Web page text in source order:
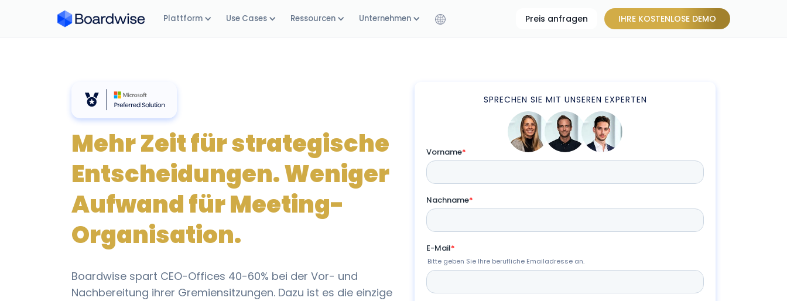
Plattform Use Cases Ressourcen Unternehmen Preis anfragen IHRE KOSTENLOSE DEMO
Mehr Zeit für strategische
Entscheidungen. Weniger
Aufwand für Meeting-
Organisation.
Boardwise spart CEO-Offices 40-60% bei der Vor- und
Nachbereitung ihrer Gremiensitzungen. Dazu ist es die einzige
SPRECHEN SIE MIT UNSEREN EXPERTEN